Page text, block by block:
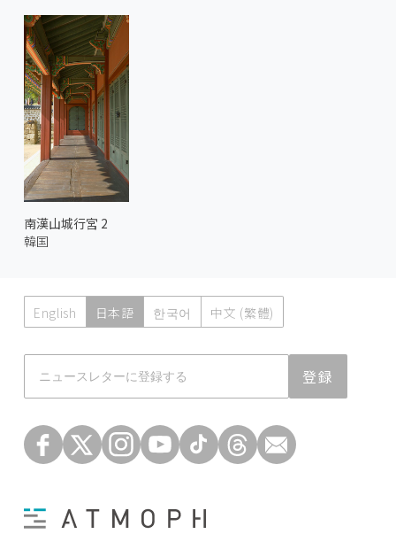
南漢山城行宮 2
韓国
English 日本語 한국어 中文 (繁體)
登録